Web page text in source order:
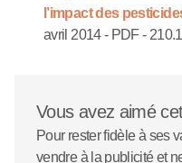
l’impact des
avril 2014- PDF-
Vous avez aimé
Pour rester fidèle à ses
vendre à la publicité et